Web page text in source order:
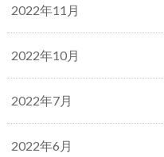
2022年11月
2022年10月
2022年7月
2022年6月